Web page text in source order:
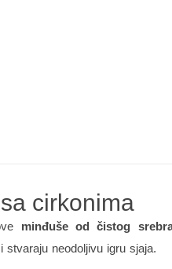
cirkonima
minđuše od čistog
neodoljivu igru sjaja.